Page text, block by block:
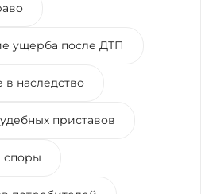
ущерба после ДТП
в наследство
приставов